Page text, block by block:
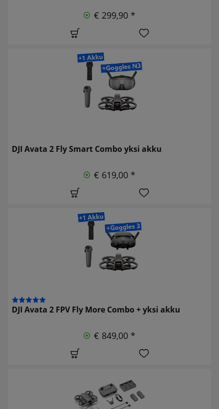
€ 299,90 *
DJI Avata 2 Fly Smart Combo yksi akku
€ 619,00 *
DJI Avata 2 FPV Fly More Combo + yksi akku
€ 849,00 *